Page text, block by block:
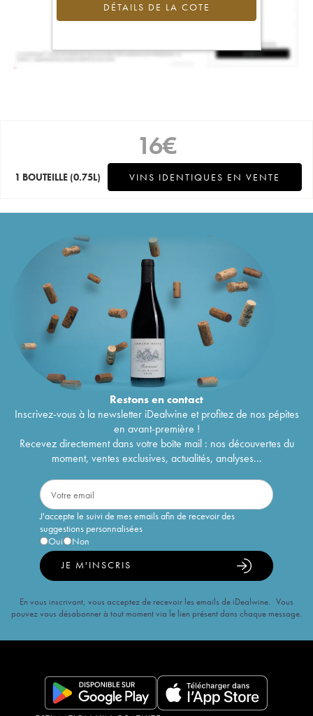
DÉTAILS DE LA COTE
16€
1 BOUTEILLE (0.75L) VINS IDENTIQUES EN VENTE
Restons encontact
Inscrivez-vous à la newsletter iDealwine et profitez de nos pépites
en avant-première !
Recevez directement dans votre boîte mail : nos découvertes du
moment, ventes exclusives, actualités, analyses...
J'accepte le suivi de mes emails afin de recevoir des
suggestions personnalisées
Oui
Non
JE M'INSCRIS
En vous inscrivant, vous acceptez de recevoir les emails de iDealwine. Vous
pouvez vous désabonner à tout moment via le lien présent dans chaque message.